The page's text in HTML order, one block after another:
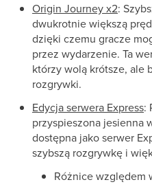
Origin Journey x2:
dwukrotnie większą
dzięki czemu gracze
przez wydarzenie. Ta
którzy wolą krótsze, ale
rozgrywki.
Edycja serwera Express:
przyspieszona jesienna
dostępna jako serwer
szybszą rozgrywkę i
Różnice względem